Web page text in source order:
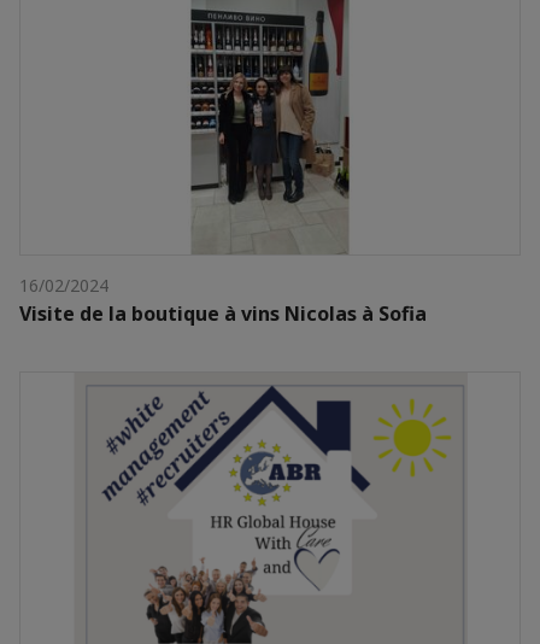
16/02/2024
Visite de la boutique à vins Nicolas à Sofia